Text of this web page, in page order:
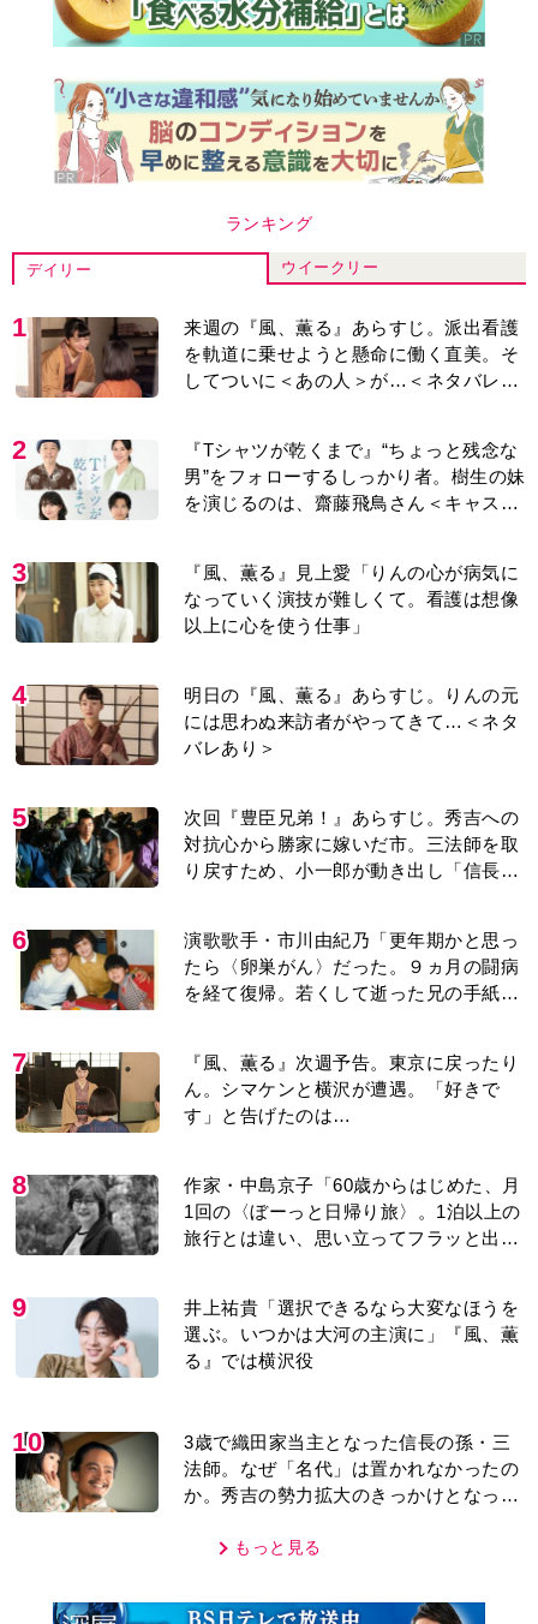
ランキング
デイリー ウイークリー
1
来週の『風、薫る』あらすじ。派出看護
を軌道に乗せようと懸命に働く直美。そ
してついに＜あの人＞が…＜ネタバレあ
2
『Tシャツが乾くまで』“ちょっと残念な
男”をフォローするしっかり者。樹生の妹
を演じるのは、齋藤飛鳥さん＜キャスト
3
『風、薫る』見上愛「りんの心が病気に
なっていく演技が難しくて。看護は想像
以上に心を使う仕事」
4
明日の『風、薫る』あらすじ。りんの元
には思わぬ来訪者がやってきて…＜ネタ
バレあり＞
5
次回『豊臣兄弟！』あらすじ。秀吉への
対抗心から勝家に嫁いだ市。三法師を取
り戻すため、小一郎が動き出し「信長の
6
演歌歌手・市川由紀乃「更年期かと思っ
たら〈卵巣がん〉だった。９ヵ月の闘病
を経て復帰。若くして逝った兄の手紙を
7
『風、薫る』次週予告。東京に戻ったり
ん。シマケンと横沢が遭遇。「好きで
す」と告げたのは…
8
作家・中島京子「60歳からはじめた、月
1回の〈ぼーっと日帰り旅〉。1泊以上の
旅行とは違い、思い立ってフラッと出か
9
井上祐貴「選択できるなら大変なほうを
選ぶ。いつかは大河の主演に」『風、薫
る』では横沢役
10
3歳で織田家当主となった信長の孫・三
法師。なぜ「名代」は置かれなかったの
か。秀吉の勢力拡大のきっかけとなった
が『豊臣兄弟！』を解説
もっと見る